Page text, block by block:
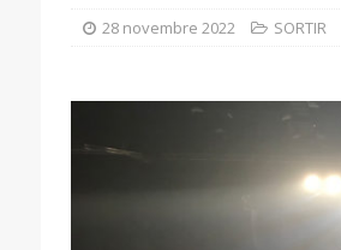
28 novembre 2022 SORTIR